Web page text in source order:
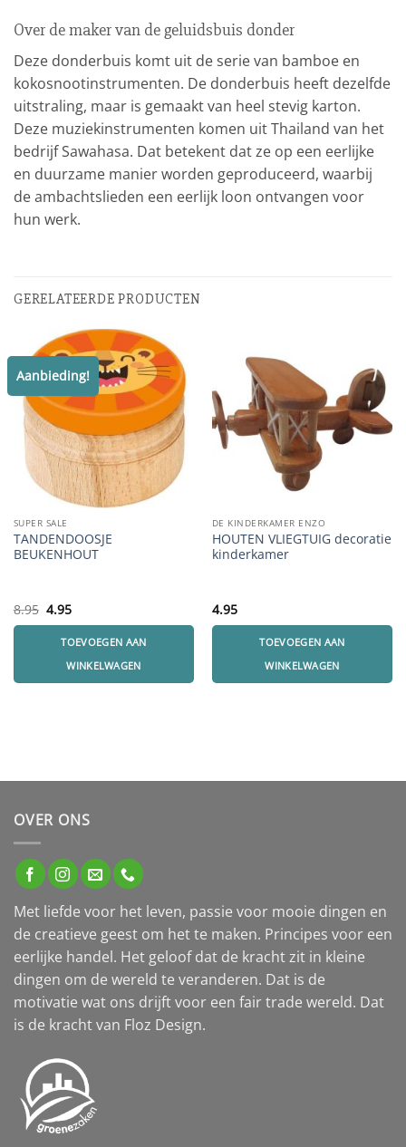
Over de maker van de geluidsbuis donder
Deze donderbuis komt uit de serie van bamboe en
kokosnootinstrumenten. De donderbuis heeft dezelfde
uitstraling, maar is gemaakt van heel stevig karton.
Deze muziekinstrumenten komen uit Thailand van het
bedrijf Sawahasa. Dat betekent dat ze op een eerlijke
en duurzame manier worden geproduceerd, waarbij
de ambachtslieden een eerlijk loon ontvangen voor
hun werk.
GERELATEERDE PRODUCTEN
Aanbieding!
SUPER SALE
TANDENDOOSJE
BEUKENHOUT
8.95 Oorspronkelijke
prijs
8.95.
4.95Huidige
prijs
4.95.
TOEVOEGEN AAN
WINKELWAGEN
DE KINDERKAMER ENZO
HOUTEN VLIEGTUIG decoratie
kinderkamer
4.95
TOEVOEGEN AAN
WINKELWAGEN
OVER ONS
Met liefde voor het leven, passie voor mooie dingen en
de creatieve geest om het te maken. Principes voor een
eerlijke handel. Het geloof dat de kracht zit in kleine
dingen om de wereld te veranderen. Dat is de
motivatie wat ons drijft voor een fair trade wereld. Dat
is de kracht van Floz Design.